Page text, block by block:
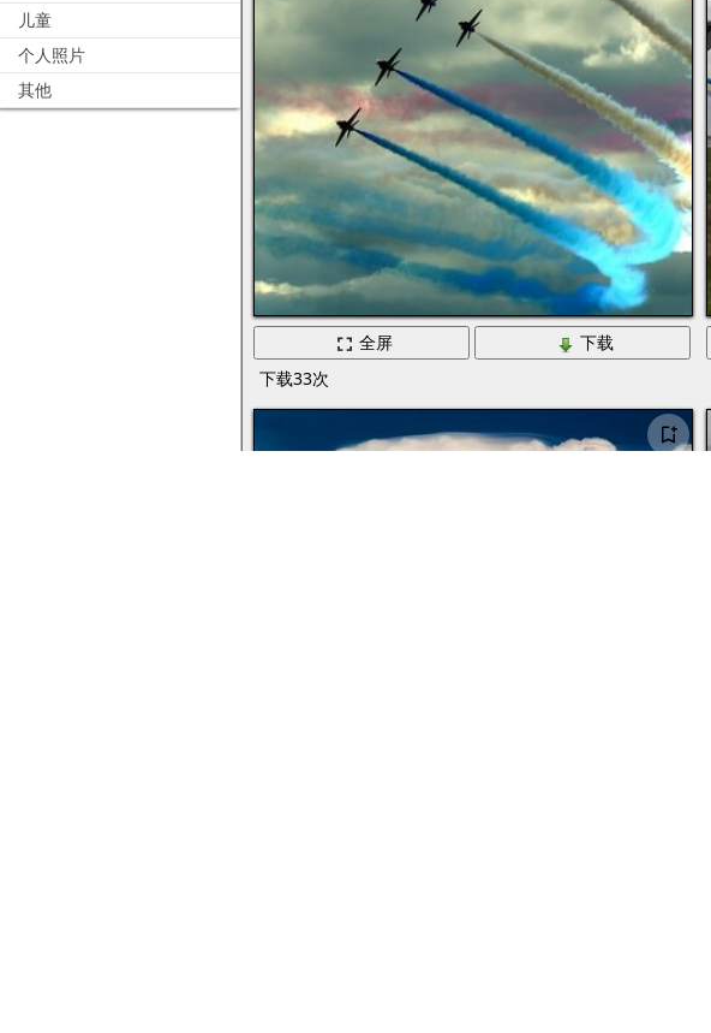
儿童
个人照片
其他
全屏
下载
下载33次